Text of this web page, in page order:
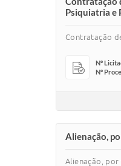
Psiquiatria e
Contratação
Nº
Nº
Alienação,
Alienação, por